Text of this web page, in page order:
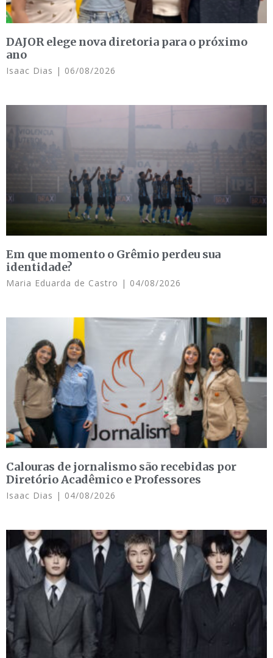
DAJOR elege nova diretoria para o próximo
ano
Isaac Dias 06/08/2026
Em que momento o Grêmio perdeu sua
identidade?
Maria Eduarda de Castro 04/08/2026
Calouras de jornalismo são recebidas por
Diretório Acadêmico e Professores
Isaac Dias 04/08/2026